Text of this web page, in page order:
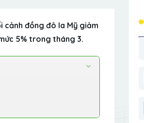
đồng đô la Mỹ giảm
5% trong tháng 3.